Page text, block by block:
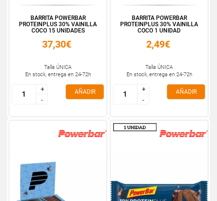
BARRITA POWERBAR
PROTEINPLUS 30% VAINILLA
COCO 15 UNIDADES
37,30€
Talla ÚNICA
En stock, entrega en 24-72h
+
-
+
-
AÑADIR
BARRITA POWERBAR
PROTEINPLUS 30% VAINILLA
COCO 1 UNIDAD
2,49€
Talla ÚNICA
En stock, entrega en 24-72h
+
-
+
-
AÑADIR